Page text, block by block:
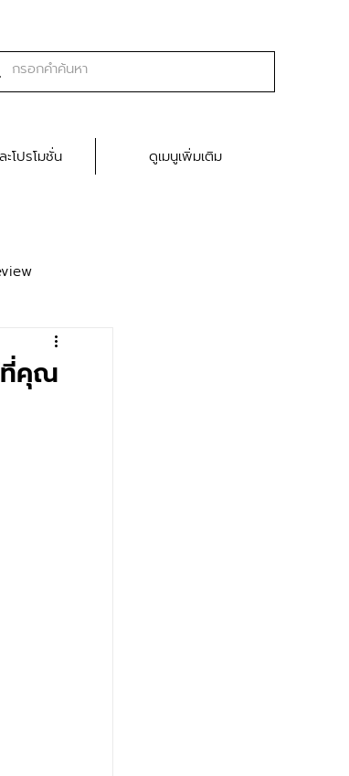
ะโปรโมชั่น ดูเมนูเพิ่มเติม
ที่คุณ